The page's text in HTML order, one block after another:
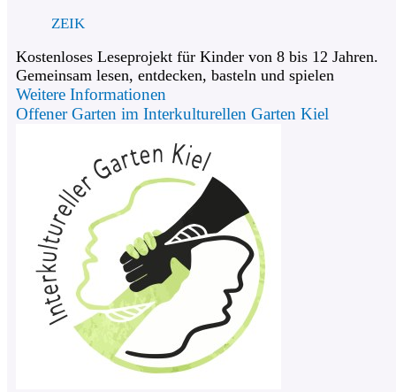
ZEIK
Kostenloses Leseprojekt für Kinder von 8 bis 12 Jahren.
Gemeinsam lesen, entdecken, basteln und spielen
Weitere Informationen
Offener Garten im Interkulturellen Garten Kiel